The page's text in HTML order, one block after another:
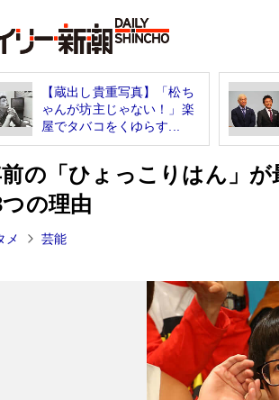
【蔵出し貴重写真】「松ち
ゃんが坊主じゃない！」楽
屋でタバコをくゆらす...
の「ひょっこりはん」
の理由
メ 芸能